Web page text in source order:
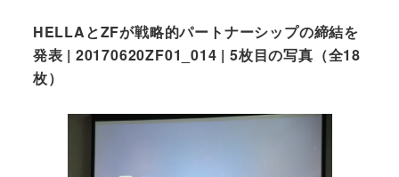
HELLAとZFが戦略的パートナーシップの締結を
発表 | 20170620ZF01_014 | 5枚目の写真（全18
枚）